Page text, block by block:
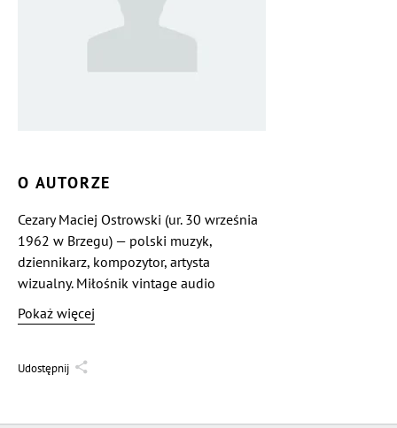
O AUTORZE
Cezary Maciej Ostrowski (ur. 30 września
1962 w Brzegu) — polski muzyk,
dziennikarz, kompozytor, artysta
wizualny. Miłośnik vintage audio
i analogowego brzmienia.
Pokaż więcej
Udostępnij